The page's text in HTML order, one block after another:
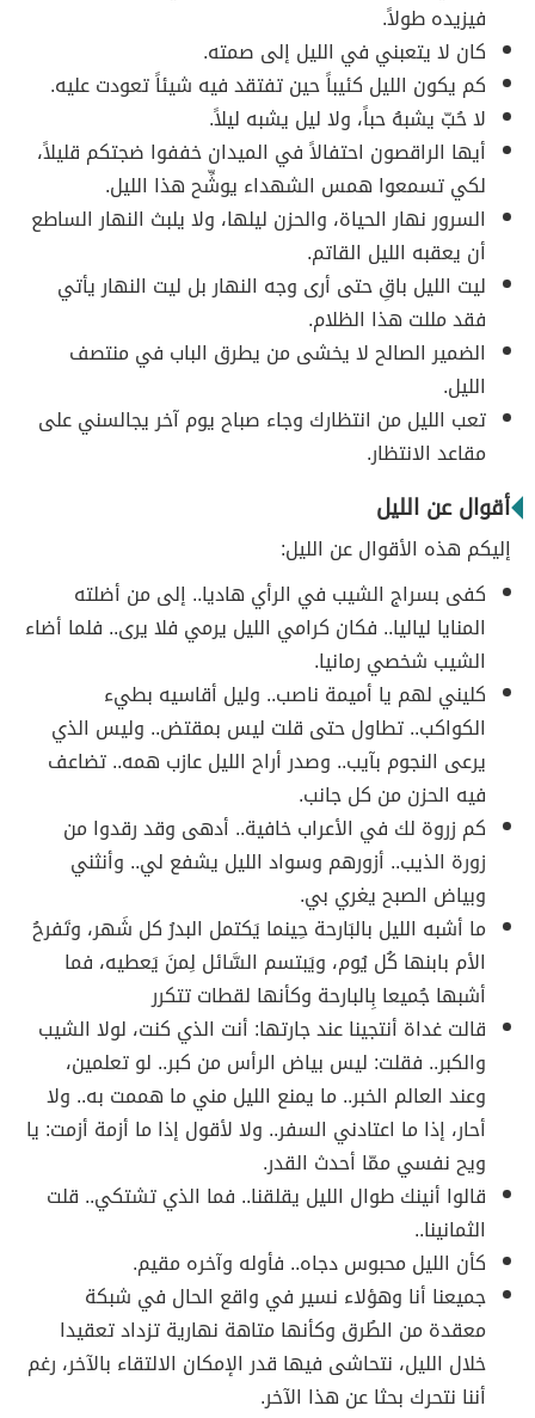
فيزيده طولاً.
كان لا يتعبني في الليل إلى صمته.
كم يكون الليل كئيباً حين تفتقد فيه شيئاً تعودت عليه.
لا حُبّ يشبهُ حباً، ولا ليل يشبه ليلاً.
أيها الراقصون احتفالاً في الميدان خففوا ضجتكم قليلاً،
لكي تسمعوا همس الشهداء يوشِّح هذا الليل.
السرور نهار الحياة، والحزن ليلها، ولا يلبث النهار الساطع
أن يعقبه الليل القاتم.
ليت الليل باقِ حتى أرى وجه النهار بل ليت النهار يأتي
فقد مللت هذا الظلام.
الضمير الصالح لا يخشى من يطرق الباب في منتصف
الليل.
تعب الليل من انتظارك وجاء صباح يوم آخر يجالسني على
مقاعد الانتظار.
أقوال عن الليل
إليكم هذه الأقوال عن الليل:
كفى بسراج الشيب في الرأي هاديا.. إلى من أضلته
المنايا لياليا.. فكان كرامي الليل يرمي فلا يرى.. فلما أضاء
الشيب شخصي رمانيا.
كليني لهم يا أميمة ناصب.. وليل أقاسيه بطيء
الكواكب.. تطاول حتى قلت ليس بمقتض.. وليس الذي
يرعى النجوم بآيب.. وصدر أراح الليل عازب همه.. تضاعف
فيه الحزن من كل جانب.
كم زروة لك في الأعراب خافية.. أدهى وقد رقدوا من
زورة الذيب.. أزورهم وسواد الليل يشفع لي.. وأنثني
وبياض الصبح يغري بي.
ما أشبه الليل بالبَارحة حِينما يَكتمل البدرُ كل شَهر، وتَفرحُ
الأم بابنها كُل يُوم، ويَبتسم السَّائل لِمنَ يَعطيه، فما
أشبها جُميعا بِالبارحة وكأنها لقطات تتكرر
قالت غداة أنتجينا عند جارتها: أنت الذي كنت، لولا الشيب
والكبر.. فقلت: ليس بياض الرأس من كبر.. لو تعلمين،
وعند العالم الخبر.. ما يمنع الليل مني ما هممت به.. ولا
أحار، إذا ما اعتادني السفر.. ولا لأقول إذا ما أزمة أزمت: يا
ويح نفسي ممّا أحدث القدر.
قالوا أنينك طوال الليل يقلقنا.. فما الذي تشتكي.. قلت
الثمانينا..
كأن الليل محبوس دجاه.. فأوله وآخره مقيم.
جميعنا أنا وهؤلاء نسير في واقع الحال في شبكة
معقدة من الطُرق وكأنها متاهة نهارية تزداد تعقيدا
خلال الليل، نتحاشى فيها قدر الإمكان الالتقاء بالآخر، رغم
أننا نتحرك بحثا عن هذا الآخر.